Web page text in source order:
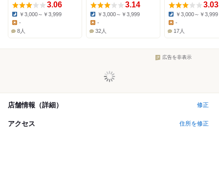
3.06
Dinner:
￥3,000～￥3,999
Lunch:
-
8人
3.14
Dinner:
￥3,000～￥3,999
Lunch:
-
32人
3.03
Dinner:
￥3,000～￥3,999
Lunch:
-
17人
広告を非表示
店舗情報（詳細） 修正
アクセス 住所を修正